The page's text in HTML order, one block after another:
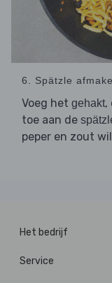
6. Spätzle
Voeg het gehakt,
toe aan de
peper en zout
Het bedrijf
Service